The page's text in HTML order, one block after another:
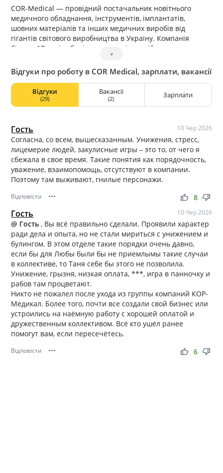
COR-Medical — провідний постачальник новітнього
медичного обладнання, інструментів, імплантатів,
шовних матеріалів та інших медичних виробів від
гігантів світового виробництва в Україну. Компанія
більше 17 років зберігає репутацію надійного партнера,
імпортера та новатора у галузі охорони здоров’я.
Ми оснащуємо лікарні необхідним медичним
обладнанням, інструментами, імплантатами, шовними
матеріаліами та іншими медичними виробами, а також
обслуговуємо медичне обладнання протягом його
життєвого циклу.
— професіоналізм;
— відповідальне партнерство;
— надійність.
Приєднуйтесь до нашої команди, де одна з ключових
цінностей є взаємоповага до кожного співробітника!
˅
Відгуки про роботу в COR Medical, зарплати, вакансії
Відгуки
(29)
Вакансії
(2) Зарплати
Гость 10 Чер 2026
Согласна, со всем, вышесказанным. Унижения, стресс,
лицемерие людей, закулисные игры – это то, от чего я
сбежала в свое время. Такие понятия как порядочность,
уважение, взаимопомощь, отсутствуют в компании.
Поэтому там выживают, гнилые персонажи.
Відповісти ••• thumb_up thumb_down
8
Гость 10 Чер 2026
@ Гость, Вы всё правильно сделали. Проявили характер
ради дела и опыта, но не стали мириться с унижением и
булингом. В этом отделе такие порядки очень давно,
если бы для Любы были бы не приемлымы такие случаи
в коллективе, то Таня себе бы этого не позволила.
Унижение, грызня, низкая оплата, ***, игра в панночку и
рабов там процветают.
Никто не пожалел после ухода из группы компаний КОР-
Медикал. Более того, почти все создали свой бизнес или
устроились на наёмную работу с хорошей оплатой и
дружественным коллективом. Всё кто ушёл ранее
помогут вам, если пересечётесь.
Відповісти ••• thumb_up thumb_down
6